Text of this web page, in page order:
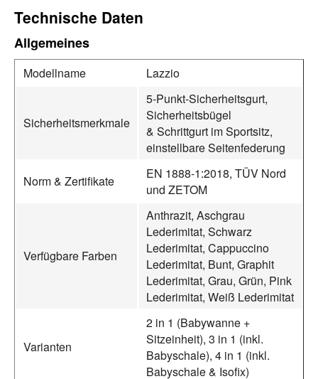
Technische Daten
Allgemeines
Modellname Lazzio
Sicherheitsmerkmale
5-Punkt-Sicherheitsgurt,
Sicherheitsbügel
& Schrittgurt im Sportsitz,
einstellbare Seitenfederung
Norm & Zertifikate
EN 1888-1:2018, TÜV Nord
und ZETOM
Verfügbare Farben
Anthrazit, Aschgrau
Lederimitat, Schwarz
Lederimitat, Cappuccino
Lederimitat, Bunt, Graphit
Lederimitat, Grau, Grün, Pink
Lederimitat, Weiß Lederimitat
Varianten
2 in 1 (Babywanne +
Sitzeinheit), 3 in 1 (inkl.
Babyschale), 4 in 1 (inkl.
Babyschale & Isofix)